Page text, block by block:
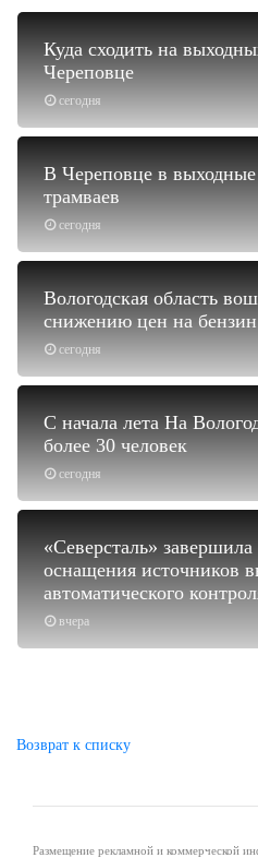
сегодня
Куда сходить на
Череповце
сегодня
В Череповце в
трамваев
сегодня
Вологодская область
снижению цен на бензин
сегодня
С начала лета На
более 30 человек
вчера
«Северсталь»
оснащения источников
автоматического
Возврат к списку
Размещение рекламной и коммерческой